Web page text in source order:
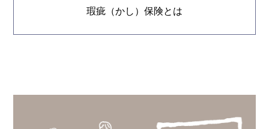
瑕疵（かし）保険とは